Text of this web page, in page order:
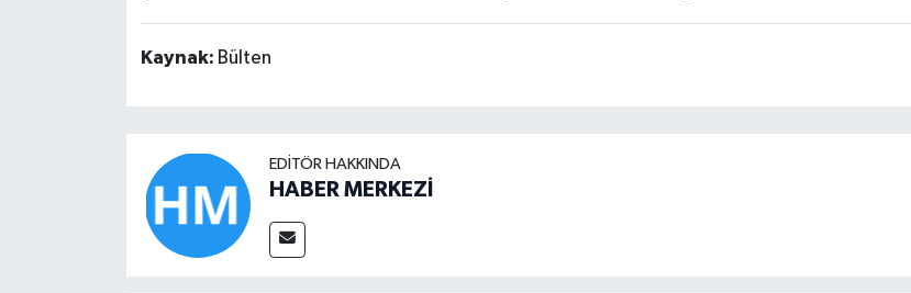
Kaynak: Bülten
EDITÖR HAKKINDA
HABER MERKEZİ